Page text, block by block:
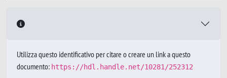
Utilizza questo identificativo per citare o creare un link a questo
documento: https://hdl.handle.net/10281/252312